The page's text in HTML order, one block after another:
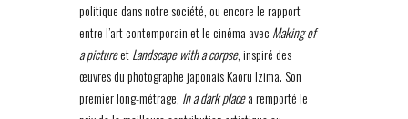
politique dans notre société, ou encore le rapport
entre l’art contemporain et le cinéma avec Making of
a pictureetLandscape with a corpse, inspiré des
œuvres du photographe japonais Kaoru Izima. Son
premier long-métrage, In a dark placea remporté le